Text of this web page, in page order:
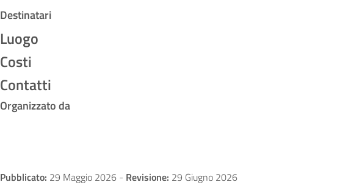
Destinatari
Luogo
Costi
Contatti
Organizzato da
Pubblicato: 29 Maggio 2026 - Revisione: 29 Giugno 2026